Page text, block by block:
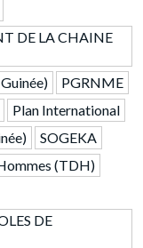
DE LA CHAINE
PGRNME
Plan International
SOGEKA
(TDH)
DE